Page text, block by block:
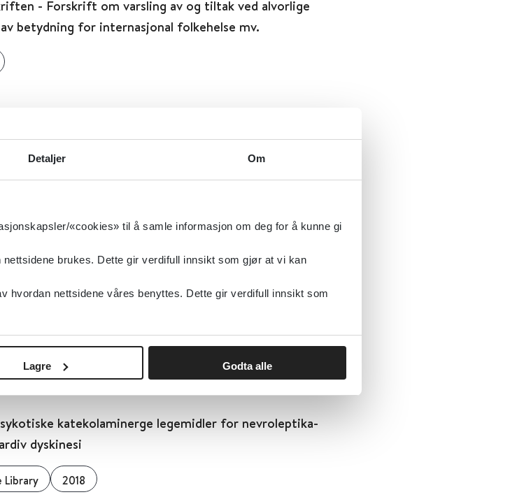
Detaljer Om
«cookies» til å samle informasjon om deg for å kunne gi
brukes. Dette gir verdifull innsikt som gjør at vi kan
hvordan nettsidene våres benyttes. Dette gir verdifull innsikt som
Lagre Godta alle
- Forskrift om varsling av og tiltak ved alvorlige
betydning for internasjonal folkehelse mv.
meg! Unge, psykiske helseproblemer, utdanning og arbeid
Library 2023
katekolaminerge legemidler for nevroleptika-
dyskinesi
Library 2018